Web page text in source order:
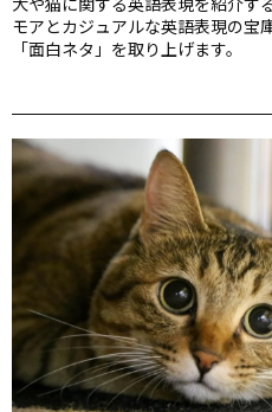
モアとカジュアルな英語表現の宝
「面白ネタ」を取り上げます。